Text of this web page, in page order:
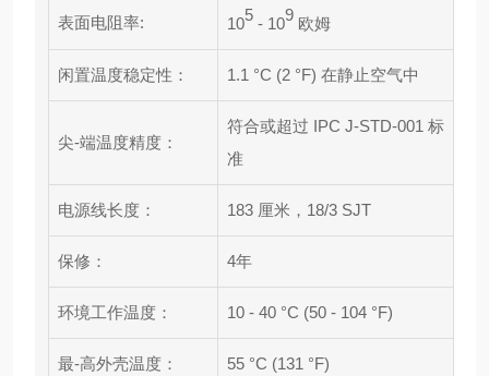
表面电阻率: 10
5
- 10
9
欧姆
闲置温度稳定性： 1.1 °C (2 °F) 在静止空气中
尖-端温度精度：
符合或超过 IPC J-STD-001 标
准
电源线长度： 183 厘米，18/3 SJT
保修： 4年
环境工作温度： 10 - 40 °C (50 - 104 °F)
最-高外壳温度： 55 °C (131 °F)